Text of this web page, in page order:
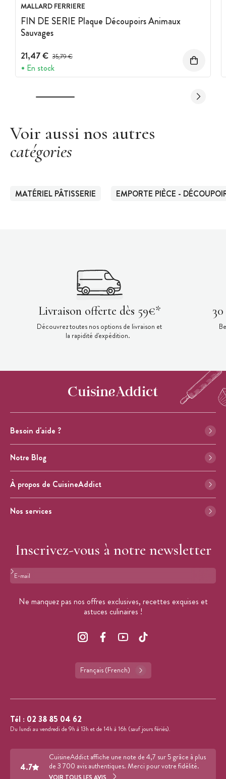
MALLARD FERRIERE
FIN DE SERIE Plaque Découpoirs Animaux
Sauvages
21,47 € Prix avant réduction :
35,79 €
En stock
Voir aussi nos autres
catégories
MATÉRIEL PÂTISSERIE EMPORTE PIÈCE -
Livraison offerte dès 59€*
Découvrez toutes nos options de livraison et
la rapidité d'expédition.
Besoin d'aide ?
Notre Blog
À propos de CuisineAddict
Nos services
Inscrivez-vous à notre newsletter
Format : adresse@email.com
Ne manquez pas nos offres exclusives, recettes exquises et
astuces culinaires !
Français (French)
Tél : 02 38 85 04 62
Du lundi au vendredi de 9h à 13h et de 14h à 16h (sauf jours fériés).
4.7
CuisineAddict affiche une note de 4,7 sur 5 grâce à plus
de 3 700 avis authentiques. Merci pour votre fidélité.